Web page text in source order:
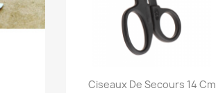
Aperçu rapide
Ciseaux De Secours 14 Cm